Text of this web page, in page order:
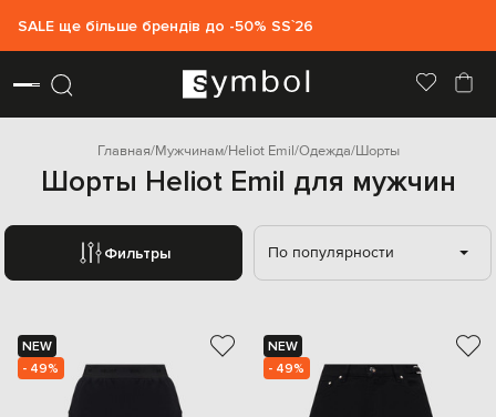
SALE ще більше брендів до -50% SS`26
Главная Мужчинам Heliot Emil Одежда Шорты
Шорты Heliot Emil для мужчин
Фильтры По популярности
NEW
- 49%
NEW
- 49%